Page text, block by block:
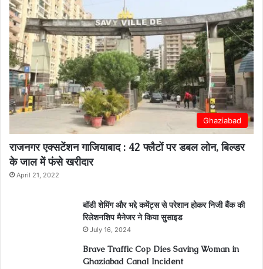
Ghaziabad
राजनगर एक्सटेंशन गाजियाबाद : 42 फ्लैटों पर डबल लोन, बिल्डर
के जाल में फंसे खरीदार
April 21, 2022
बॉडी शेमिंग और भद्दे कमेंट्स से परेशान होकर निजी बैंक की
रिलेशनशिप मैनेजर ने किया सुसाइड
July 16, 2024
Brave Traffic Cop Dies Saving Woman in
Ghaziabad Canal Incident